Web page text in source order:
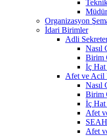
Müdür
Organizasyon
İdari Birimler
Adli
Nasıl
Birim
İç Hat
Afet ve Acil
Nasıl
Birim
İç Hat
Afet
Afet